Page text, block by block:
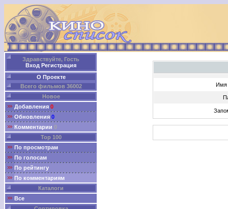
Здравствуйте, Гость
Вход Регистрация
О Проекте
Всего фильмов 36002
Новое
Добавления 0
Обновления 0
Комментарии 0
Top 100
По просмотрам
По голосам
По рейтингу
По комментариям
Каталоги
Все
Имя